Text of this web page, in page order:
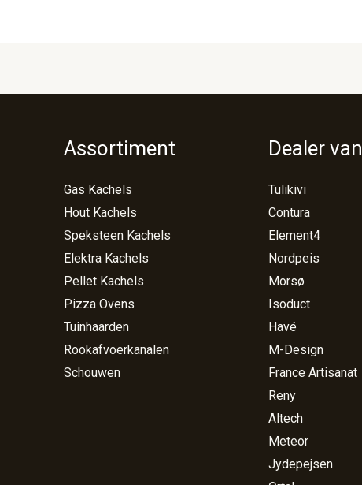
Assortiment
Gas Kachels
Hout Kachels
Speksteen Kachels
Elektra Kachels
Pellet Kachels
Pizza Ovens
Tuinhaarden
Rookafvoerkanalen
Schouwen
Dealer van
Tulikivi
Contura
Element4
Nordpeis
Morsø
Isoduct
Havé
M-Design
France Artisanat
Reny
Altech
Meteor
Jydepejsen